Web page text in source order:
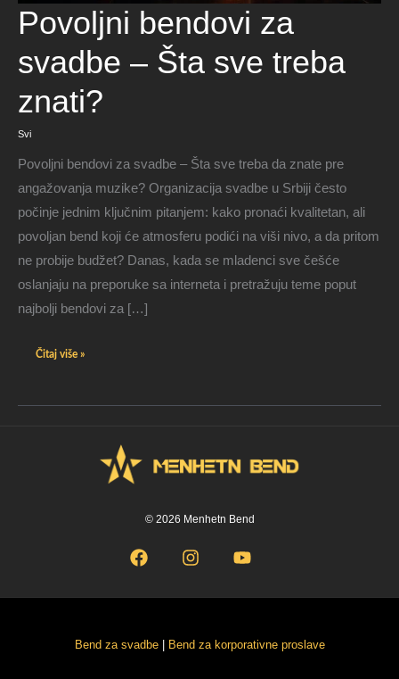
Povoljni bendovi za
svadbe – Šta sve treba
znati?
Svi
Povoljni bendovi za svadbe – Šta sve treba da znate pre
angažovanja muzike? Organizacija svadbe u Srbiji često
počinje jednim ključnim pitanjem: kako pronaći kvalitetan, ali
povoljan bend koji će atmosferu podići na viši nivo, a da pritom
ne probije budžet? Danas, kada se mladenci sve češće
oslanjaju na preporuke sa interneta i pretražuju teme poput
najbolji bendovi za […]
Povoljni
bendovi
za
svadbe
Šta
sve
treba
Čitaj više »
© 2026 Menhetn Bend
Bend za svadbe| Bend za korporativne proslave